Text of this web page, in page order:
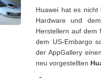
Huawei hat es
Hardware und
Herstellern auf dem
dem US-Embargo
der AppGallery
neu vorgestellten